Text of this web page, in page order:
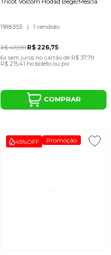
1188353 | 1 vendido
R$ 419,90R$ 226,75
6x sem juros no cartão de R$ 37,79
R$ 215,41 no boleto ou pix
COMPRAR
45%OFF Promoção